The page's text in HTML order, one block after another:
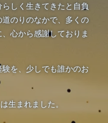
しく生きてきたと自負
のりのなかで、多くの
心から感謝しておりま
を、少しでも誰かのお
生まれました。